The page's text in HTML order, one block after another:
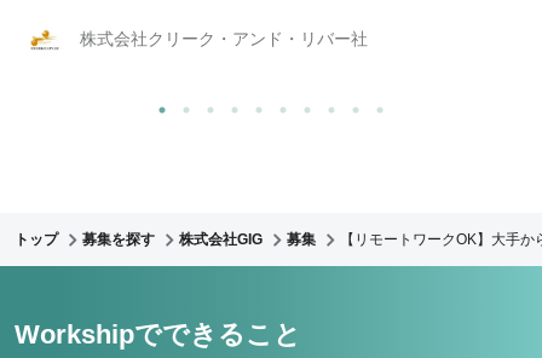
株式会社クリーク・アンド・リバー社
トップ 募集を探す 株式会社GIG 募集 【リモートワークOK】大手
Workshipでできること